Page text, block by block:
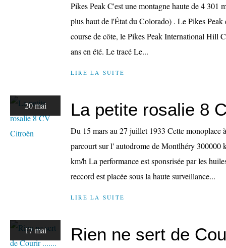
Pikes Peak C'est une montagne haute de 4 301
plus haut de l'État du Colorado) . Le Pikes Peak
course de côte, le Pikes Peak International Hill
ans en été. Le tracé Le...
LIRE LA SUITE
20 mai La petite rosalie 8
Du 15 mars au 27 juillet 1933 Cette monoplace
parcourt sur l' autodrome de Montlhéry 300000
km/h La performance est sponsrisée par les
reccord est placée sous la haute surveillance...
LIRE LA SUITE
17 mai Rien ne sert de